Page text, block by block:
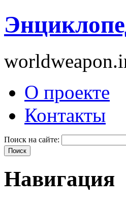
О проекте
Контакты
Поиск на сайте:
Навигация